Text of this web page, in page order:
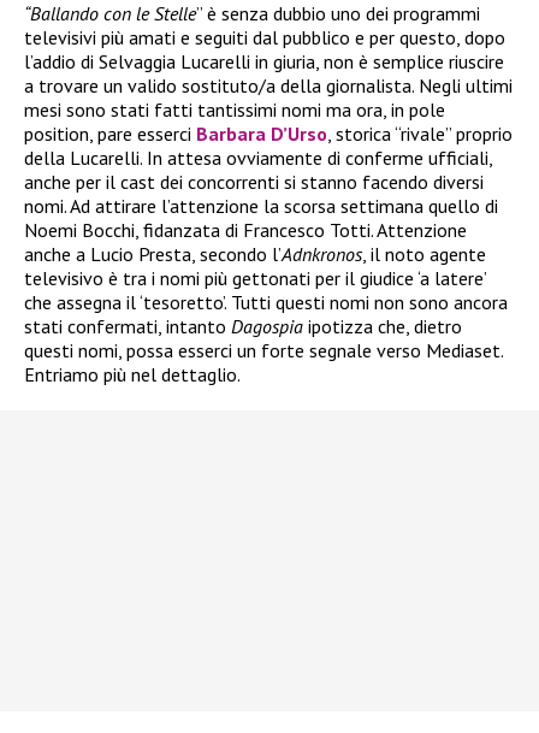
“Ballando con le Stelle” è senza dubbio uno dei programmi
televisivi più amati e seguiti dal pubblico e per questo, dopo
l’addio di Selvaggia Lucarelli in giuria, non è semplice riuscire
a trovare un valido sostituto/a della giornalista. Negli ultimi
mesi sono stati fatti tantissimi nomi ma ora, in pole
position, pare esserci Barbara D’Urso, storica “rivale” proprio
della Lucarelli. In attesa ovviamente di conferme ufficiali,
anche per il cast dei concorrenti si stanno facendo diversi
nomi. Ad attirare l’attenzione la scorsa settimana quello di
Noemi Bocchi, fidanzata di Francesco Totti. Attenzione
anche a Lucio Presta, secondo l’Adnkronos, il noto agente
televisivo è tra i nomi più gettonati per il giudice ‘a latere’
che assegna il ‘tesoretto’. Tutti questi nomi non sono ancora
stati confermati, intanto Dagospia ipotizza che, dietro
questi nomi, possa esserci un forte segnale verso Mediaset.
Entriamo più nel dettaglio.